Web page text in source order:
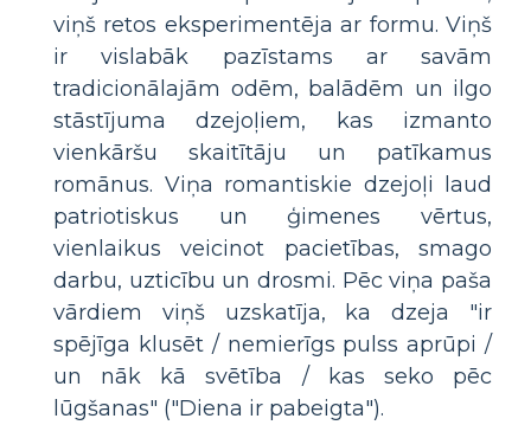
viņš retos eksperimentēja ar formu. Viņš
ir vislabāk pazīstams ar savām
tradicionālajām odēm, balādēm un ilgo
stāstījuma dzejoļiem, kas izmanto
vienkāršu skaitītāju un patīkamus
romānus. Viņa romantiskie dzejoļi laud
patriotiskus un ģimenes vērtus,
vienlaikus veicinot pacietības, smago
darbu, uzticību un drosmi. Pēc viņa paša
vārdiem viņš uzskatīja, ka dzeja "ir
spējīga klusēt / nemierīgs pulss aprūpi /
un nāk kā svētība / kas seko pēc
lūgšanas" ("Diena ir pabeigta").